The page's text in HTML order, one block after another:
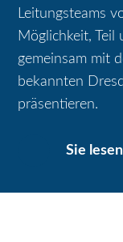
Leitungsteams
Möglichkeit,
gemeinsam mit
bekannten
präsentieren.
Sie